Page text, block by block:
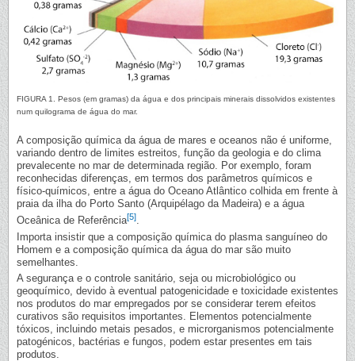
FIGURA 1. Pesos (em gramas) da água e dos principais minerais dissolvidos existentes
num quilograma de água do mar.
A composição química da água de mares e oceanos não é uniforme,
variando dentro de limites estreitos, função da geologia e do clima
prevalecente no mar de determinada região. Por exemplo, foram
reconhecidas diferenças, em termos dos parâmetros químicos e
físico-químicos, entre a água do Oceano Atlântico colhida em frente à
praia da ilha do Porto Santo (Arquipélago da Madeira) e a água
Oceânica de Referência[5].
Importa insistir que a composição química do plasma sanguíneo do
Homem e a composição química da água do mar são muito
semelhantes.
A segurança e o controle sanitário, seja ou microbiológico ou
geoquímico, devido à eventual patogenicidade e toxicidade existentes
nos produtos do mar empregados por se considerar terem efeitos
curativos são requisitos importantes. Elementos potencialmente
tóxicos, incluindo metais pesados, e microrganismos potencialmente
patogénicos, bactérias e fungos, podem estar presentes em tais
produtos.